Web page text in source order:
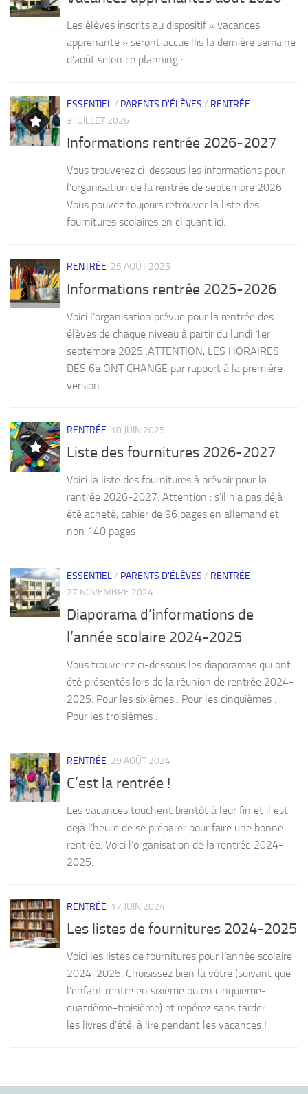
Les élèves inscrits au dispositif « vacances
apprenante » seront accueillis la dernière semaine
d’août selon ce planning :
ESSENTIEL/ PARENTS D'ÉLÈVES / RENTRÉE
3 JUILLET 2026
Informations rentrée 2026-2027
Vous trouverez ci-dessous les informations pour
l’organisation de la rentrée de septembre 2026.
Vous pouvez toujours retrouver la liste des
fournitures scolaires en cliquant ici.
RENTRÉE 25 AOÛT 2025
Informations rentrée 2025-2026
Voici l’organisation prévue pour la rentrée des
élèves de chaque niveau à partir du lundi 1er
septembre 2025 :ATTENTION, LES HORAIRES
DES 6e ONT CHANGE par rapport à la première
version
RENTRÉE 18 JUIN 2025
Liste des fournitures 2026-2027
Voici la liste des fournitures à prévoir pour la
rentrée 2026-2027. Attention : s’il n’a pas déjà
été acheté, cahier de 96 pages en allemand et
non 140 pages
ESSENTIEL/ PARENTS D'ÉLÈVES / RENTRÉE
27 NOVEMBRE 2024
Diaporama d’informations de
l’année scolaire 2024-2025
Vous trouverez ci-dessous les diaporamas qui ont
été présentés lors de la réunion de rentrée 2024-
2025. Pour les sixièmes : Pour les cinquièmes :
Pour les troisièmes :
RENTRÉE 29 AOÛT 2024
C’est la rentrée !
Les vacances touchent bientôt à leur fin et il est
déjà l’heure de se préparer pour faire une bonne
rentrée. Voici l’organisation de la rentrée 2024-
2025.
RENTRÉE 17 JUIN 2024
Les listes de fournitures 2024-2025
Voici les listes de fournitures pour l’année scolaire
2024-2025. Choisissez bien la vôtre (suivant que
l’enfant rentre en sixième ou en cinquième-
quatrième-troisième) et repérez sans tarder
les livres d’été, à lire pendant les vacances !